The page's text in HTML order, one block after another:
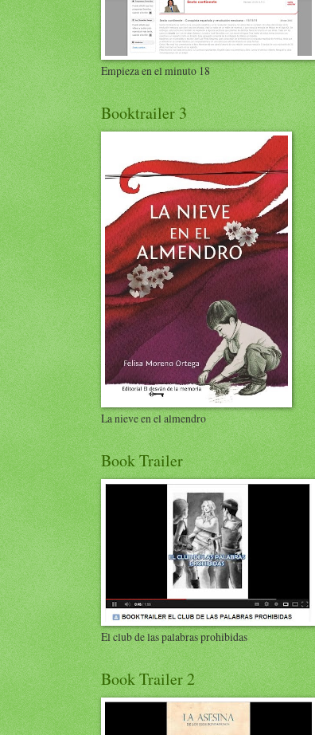
Empieza en el minuto 18
Booktrailer 3
La nieve en el almendro
Book Trailer
El club de las palabras prohibidas
Book Trailer 2